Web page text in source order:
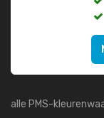
alle PMS-